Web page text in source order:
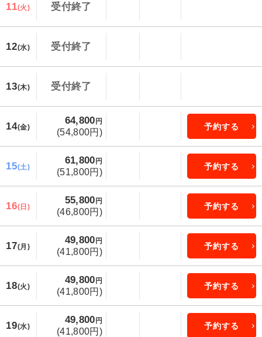
11(火) 受付終了
12(水) 受付終了
13(木) 受付終了
14(金)
64,800 円
(54,800円)
予約する
15(土)
61,800 円
(51,800円)
予約する
16(日)
55,800 円
(46,800円)
予約する
17(月)
49,800 円
(41,800円)
予約する
18(火)
49,800 円
(41,800円)
予約する
19(水)
49,800 円
(41,800円)
予約する